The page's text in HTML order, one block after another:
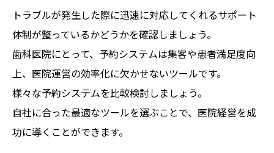
トラブルが発生した際に迅速に対応してくれるサポート
体制が整っているかどうかを確認しましょう。
歯科医院にとって、予約システムは集客や患者満足度向
上、医院運営の効率化に欠かせないツールです。
様々な予約システムを比較検討しましょう。
自社に合った最適なツールを選ぶことで、医院経営を成
功に導くことができます。